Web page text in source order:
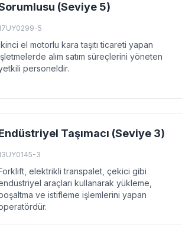
(Seviye 5)
5
el motorlu kara taşıtı ticareti yapan
alım satım süreçlerini yöneten
personeldir.
Taşımacı (Seviye 3)
3
elektrikli transpalet, çekici gibi
araçları kullanarak yükleme,
ve istifleme işlemlerini yapan